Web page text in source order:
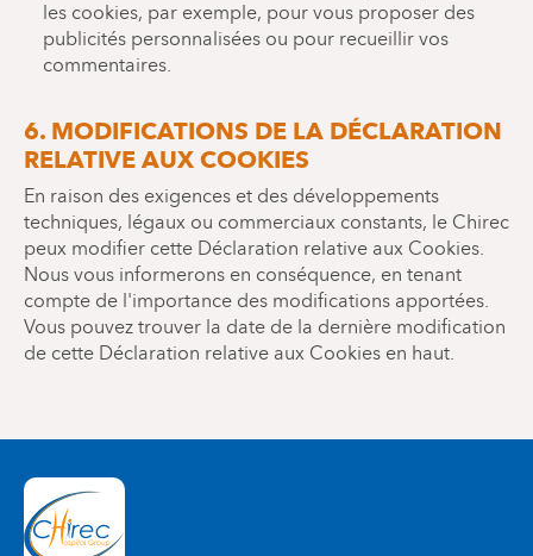
les cookies, par exemple, pour vous proposer des
publicités personnalisées ou pour recueillir vos
commentaires.
6. MODIFICATIONS DE LA DÉCLARATION
RELATIVE AUX COOKIES
En raison des exigences et des développements
techniques, légaux ou commerciaux constants, le Chirec
peux modifier cette Déclaration relative aux Cookies.
Nous vous informerons en conséquence, en tenant
compte de l'importance des modifications apportées.
Vous pouvez trouver la date de la dernière modification
de cette Déclaration relative aux Cookies en haut.